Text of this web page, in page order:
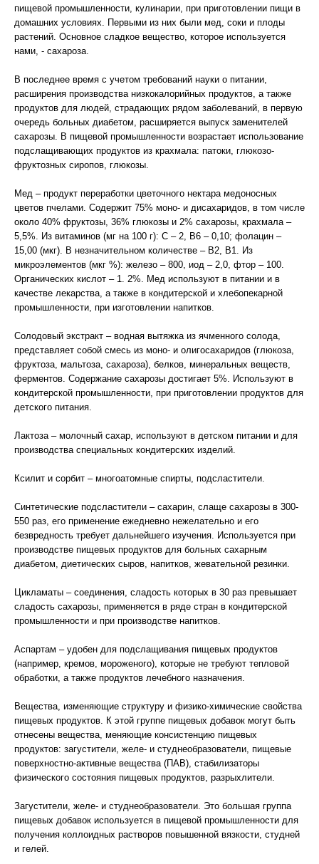
пищевой промышленности, кулинарии, при приготовлении пищи в
домашних условиях. Первыми из них были мед, соки и плоды
растений. Основное сладкое вещество, которое используется
нами, - сахароза.
В последнее время с учетом требований науки о питании,
расширения производства низкокалорийных продуктов, а также
продуктов для людей, страдающих рядом заболеваний, в первую
очередь больных диабетом, расширяется выпуск заменителей
сахарозы. В пищевой промышленности возрастает использование
подслащивающих продуктов из крахмала: патоки, глюкозо-
фруктозных сиропов, глюкозы.
Мед – продукт переработки цветочного нектара медоносных
цветов пчелами. Содержит 75% моно- и дисахаридов, в том числе
около 40% фруктозы, 36% глюкозы и 2% сахарозы, крахмала –
5,5%. Из витаминов (мг на 100 г): С – 2, В6 – 0,10; фолацин –
15,00 (мкг). В незначительном количестве – В2, В1. Из
микроэлементов (мкг %): железо – 800, иод – 2,0, фтор – 100.
Органических кислот – 1. 2%. Мед используют в питании и в
качестве лекарства, а также в кондитерской и хлебопекарной
промышленности, при изготовлении напитков.
Солодовый экстракт – водная вытяжка из ячменного солода,
представляет собой смесь из моно- и олигосахаридов (глюкоза,
фруктоза, мальтоза, сахароза), белков, минеральных веществ,
ферментов. Содержание сахарозы достигает 5%. Используют в
кондитерской промышленности, при приготовлении продуктов для
детского питания.
Лактоза – молочный сахар, используют в детском питании и для
производства специальных кондитерских изделий.
Ксилит и сорбит – многоатомные спирты, подсластители.
Синтетические подсластители – сахарин, слаще сахарозы в 300-
550 раз, его применение ежедневно нежелательно и его
безвредность требует дальнейшего изучения. Используется при
производстве пищевых продуктов для больных сахарным
диабетом, диетических сыров, напитков, жевательной резинки.
Цикламаты – соединения, сладость которых в 30 раз превышает
сладость сахарозы, применяется в ряде стран в кондитерской
промышленности и при производстве напитков.
Аспартам – удобен для подслащивания пищевых продуктов
(например, кремов, мороженого), которые не требуют тепловой
обработки, а также продуктов лечебного назначения.
Вещества, изменяющие структуру и физико-химические свойства
пищевых продуктов. К этой группе пищевых добавок могут быть
отнесены вещества, меняющие консистенцию пищевых
продуктов: загустители, желе- и студнеобразователи, пищевые
поверхностно-активные вещества (ПАВ), стабилизаторы
физического состояния пищевых продуктов, разрыхлители.
Загустители, желе- и студнеобразователи. Это большая группа
пищевых добавок используется в пищевой промышленности для
получения коллоидных растворов повышенной вязкости, студней
и гелей.